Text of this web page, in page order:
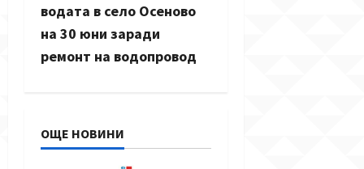
n
a
g
водата в село Осеново
на 30 юни заради
ремонт на водопровод
ОЩЕ НОВИНИ